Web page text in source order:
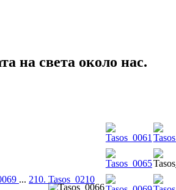
на света около нас.
... 210. Tasos_0210